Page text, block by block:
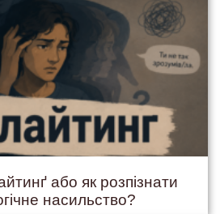
або як розпізнати
насильство?